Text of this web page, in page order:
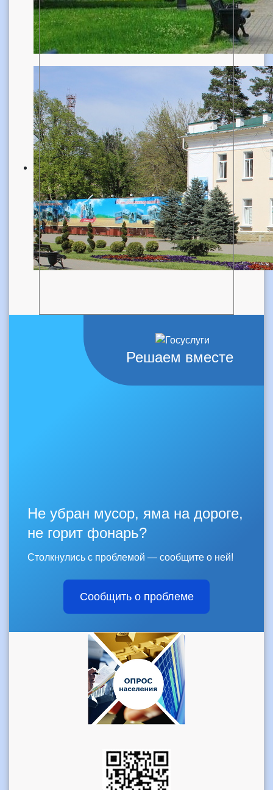
Решаем вместе
Не убран мусор, яма на дороге,
не горит фонарь?
Столкнулись с проблемой — сообщите о ней!
Сообщить о проблеме